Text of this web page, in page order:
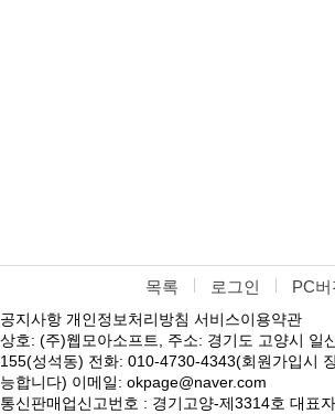
목록 로그인 PC버
공지사항 개인정보처리방침 서비스이용약관
상호: (주)웹모아소프트, 주소: 경기도 고양시 일
155(성석동) 전화: 010-4730-4343(회원가입시
능합니다) 이메일: okpage@naver.com
통신판매업신고번호 : 경기고양-제3314호 대표